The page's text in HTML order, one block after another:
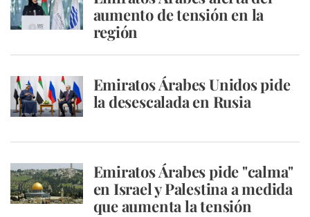
aumento de tensión en la
región
Emiratos Árabes Unidos pide
la desescalada en Rusia
Emiratos Árabes pide "calma"
en Israel y Palestina a medida
que aumenta la tensión